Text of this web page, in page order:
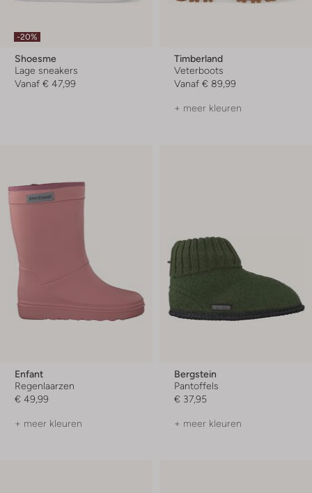
-20%
Shoesme
Lage sneakers
Vanaf € 47,99
Timberland
Veterboots
Vanaf € 89,99
+ meer kleuren
Enfant
Regenlaarzen
€ 49,99
+ meer kleuren
Bergstein
Pantoffels
€ 37,95
+ meer kleuren